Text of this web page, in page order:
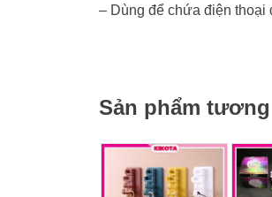
– Dùng để chứa điện thoại
Sản phẩm